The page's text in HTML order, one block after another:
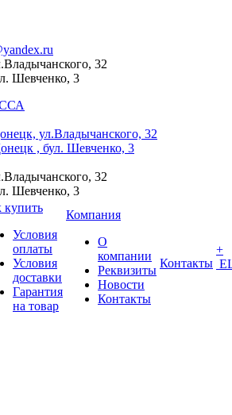
32
Шевченко, 3
ул.Владычанского, 32
, бул. Шевченко, 3
32
Шевченко, 3
купить
Условия
оплаты
Условия
доставки
Гарантия
на товар
Компания
О
компании
Реквизиты
Новости
Контакты
Контакты
+